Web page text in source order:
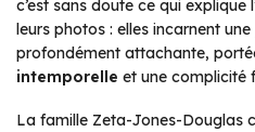
c’est sans doute ce qui
leurs photos : elles incarnent
profondément attachante,
intemporelle et une complicité
La famille Zeta-Jones-Douglas